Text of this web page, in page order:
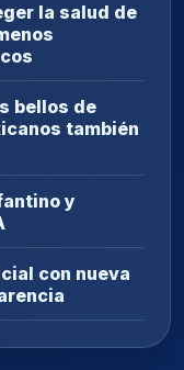
la salud de
bellos de
también
y
con nueva